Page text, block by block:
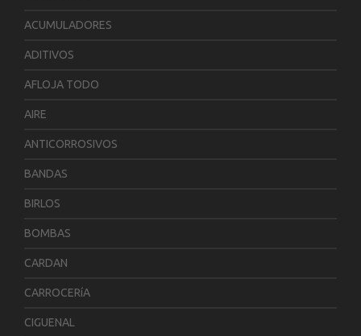
ACUMULADORES
ADITIVOS
AFLOJA TODO
AIRE
ANTICORROSIVOS
BANDAS
BIRLOS
BOMBAS
CARDAN
CARROCERíA
CIGUENAL